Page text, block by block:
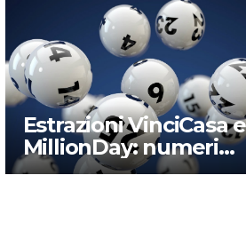
Estrazioni VinciCasa e
MillionDay: numeri
vincenti e